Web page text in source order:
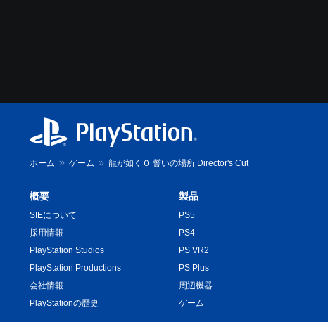
ホーム ゲーム 龍が如く０ 誓いの場所 Director's Cut
概要
SIEについて
採用情報
PlayStation Studios
PlayStation Productions
会社情報
PlayStationの歴史
製品
PS5
PS4
PS VR2
PS Plus
周辺機器
ゲーム